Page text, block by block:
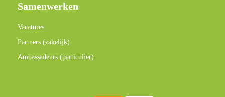
Samenwerken
Vacatures
Partners (zakelijk)
Ambassadeurs (particulier)